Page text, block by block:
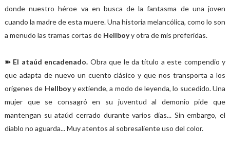
donde nuestro héroe va en busca de la fantasma de una joven
cuando la madre de esta muere. Una historia melancólica, como lo son
a menudo las tramas cortas de Hellboyy otra de mis preferidas.
➽ El ataúd encadenado. Obra que le da título a este compendio y
que adapta de nuevo un cuento clásico y que nos transporta a los
orígenes de Hellboyy extiende, a modo de leyenda, lo sucedido. Una
mujer que se consagró en su juventud al demonio pide que
mantengan su ataúd cerrado durante varios días... Sin embargo, el
diablo no aguarda... Muy atentos al sobresaliente uso del color.